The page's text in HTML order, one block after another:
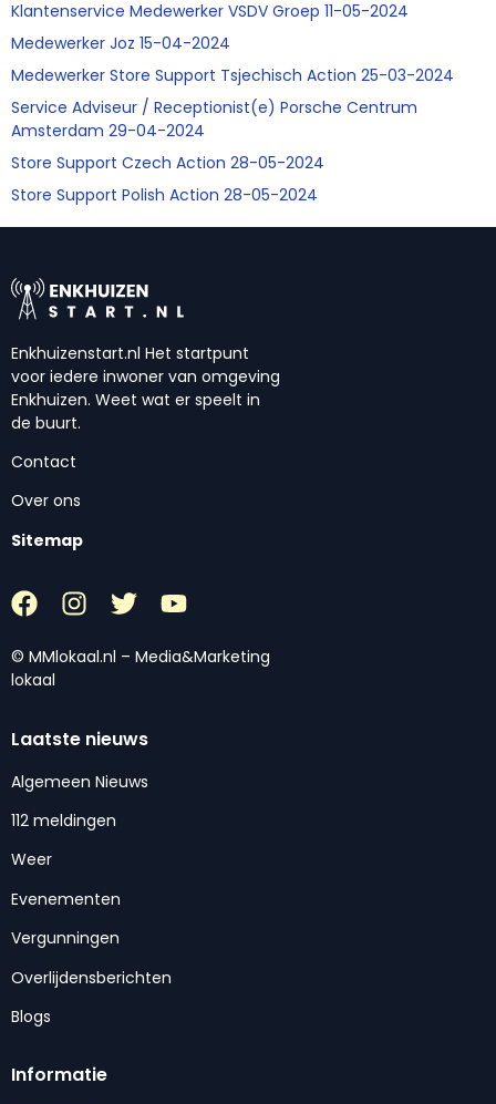
Klantenservice Medewerker VSDV Groep 11-05-2024
Medewerker Joz 15-04-2024
Medewerker Store Support Tsjechisch Action 25-03-2024
Service Adviseur / Receptionist(e) Porsche Centrum
Amsterdam 29-04-2024
Store Support Czech Action 28-05-2024
Store Support Polish Action 28-05-2024
Enkhuizenstart.nl Het startpunt
voor iedere inwoner van omgeving
Enkhuizen. Weet wat er speelt in
de buurt.
Contact
Over ons
Sitemap
© MMlokaal.nl – Media&Marketing
lokaal
Laatste nieuws
Algemeen Nieuws
112 meldingen
Weer
Evenementen
Vergunningen
Overlijdensberichten
Blogs
Informatie